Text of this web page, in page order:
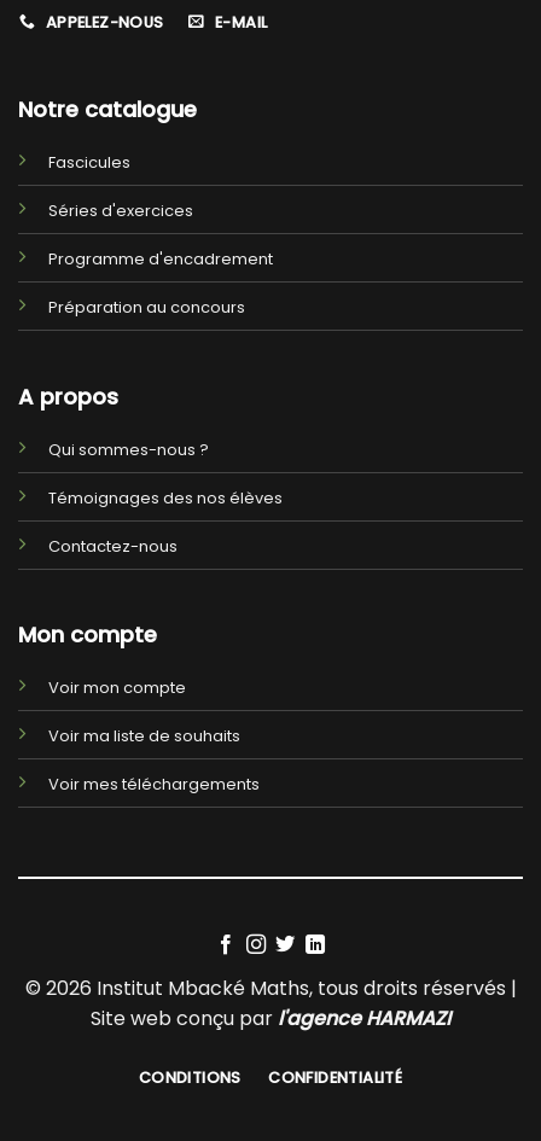
APPELEZ-NOUS E-MAIL
Notre catalogue
Fascicules
Séries d'exercices
Programme d'encadrement
Préparation au concours
A propos
Qui sommes-nous ?
Témoignages des nos élèves
Contactez-nous
Mon compte
Voir mon compte
Voir ma liste de souhaits
Voir mes téléchargements
© 2026 Institut Mbacké Maths, tous droits réservés |
Site web conçu par l'agence HARMAZI
CONDITIONS CONFIDENTIALITÉ